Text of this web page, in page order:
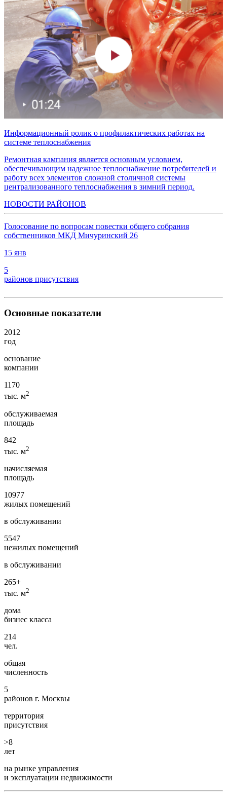
Информационный ролик о профилактических работах на
системе теплоснабжения
Ремонтная кампания является основным условием,
обеспечивающим надежное теплоснабжение потребителей и
работу всех элементов сложной столичной системы
централизованного теплоснабжения в зимний период.
НОВОСТИ РАЙОНОВ
Голосование по вопросам повестки общего собрания
собственников МКД Мичуринский 26
15 янв
5
районов присутствия
Основные показатели
2012
год
основание
компании
1170
тыс. м2
обслуживаемая
площадь
842
тыс. м2
начисляемая
площадь
10977
жилых помещений
в обслуживании
5547
нежилых помещений
в обслуживании
265+
тыс. м2
дома
бизнес класса
214
чел.
общая
численность
5
районов г. Москвы
территория
присутствия
>8
лет
на рынке управления
и эксплуатации недвижимости